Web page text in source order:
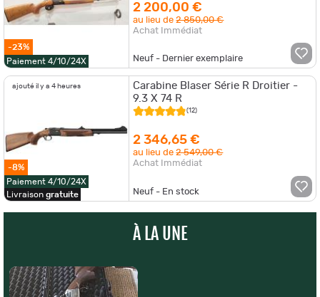
-23%
Paiement 4/10/24X
2 200,00 €
au lieu de2 850,00 €
Achat Immédiat
Neuf - Dernier exemplaire
ajouté il y a 4 heures
-8%
Paiement 4/10/24X
Livraison gratuite
Carabine Blaser Série R Droitier -
9.3 X 74 R
(12)
2 346,65 €
au lieu de2 549,00 €
Achat Immédiat
Neuf - En stock
À LA UNE